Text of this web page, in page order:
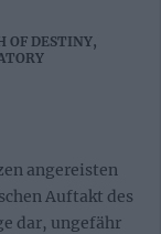
OF DESTINY,
angereisten
Auftakt des
dar, ungefähr